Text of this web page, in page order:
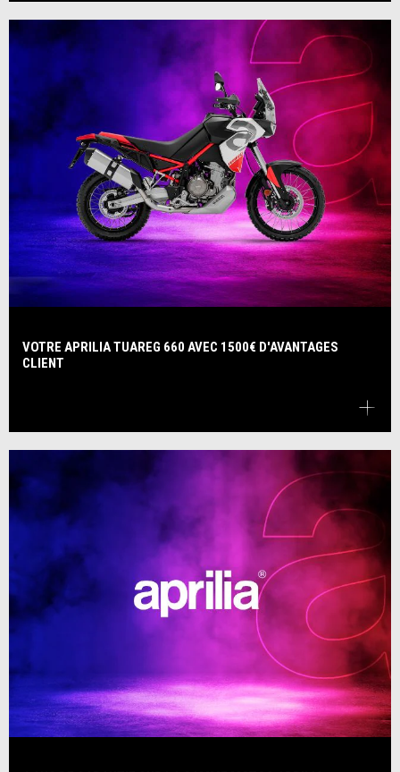
VOTRE APRILIA TUAREG 660 AVEC 1500€ D'AVANTAGES
CLIENT